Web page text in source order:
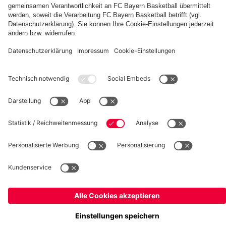
fcbayern.com Allianz Arena Media Center
FC Bayern Tours
Kinder- und Jugendschutz
Verträge hier kündigen